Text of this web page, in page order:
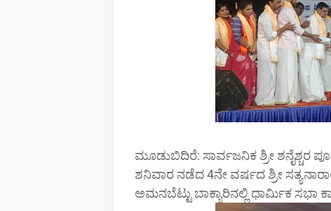
ಮೂಡುಬಿದಿರೆ: ಸಾರ್ವಜನಿಕ ಶ್ರೀ ಶನೈಶ್ಚರ
ಶನಿವಾರ ನಡೆದ 4ನೇ ವರ್ಷದ ಶ್ರೀ
ಅಮನಬೆಟ್ಟು ಬಾಕ್ಯಾರಿನಲ್ಲಿ ಧಾರ್ಮಿಕ ಸಭಾ